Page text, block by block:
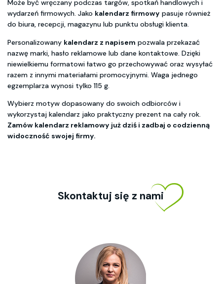
Może być wręczany podczas targów, spotkań handlowych i
wydarzeń firmowych. Jako kalendarz firmowy pasuje również
do biura, recepcji, magazynu lub punktu obsługi klienta.
Personalizowany kalendarz z napisem pozwala przekazać
nazwę marki, hasło reklamowe lub dane kontaktowe. Dzięki
niewielkiemu formatowi łatwo go przechowywać oraz wysyłać
razem z innymi materiałami promocyjnymi. Waga jednego
egzemplarza wynosi tylko 115 g.
Wybierz motyw dopasowany do swoich odbiorców i
wykorzystaj kalendarz jako praktyczny prezent na cały rok.
Zamów kalendarz reklamowy już dziś i zadbaj o codzienną
widoczność swojej firmy.
Skontaktuj się z nami